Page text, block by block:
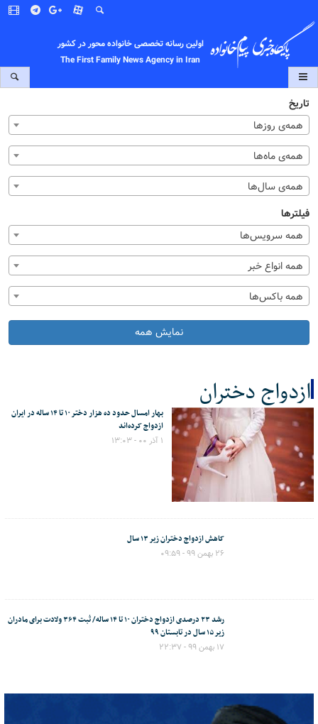
اولین رسانه تخصصی خانواده محور در کشور
The First Family News Agency in Iran
تاریخ
همه‌ی روزها
همه‌ی ماه‌ها
همه‌ی سال‌ها
فیلترها
همه سرویس‌ها
همه انواع خبر
همه باکس‌ها
نمایش همه
ازدواج دختران
کل اخبار:3
بهار امسال حدود ده هزار دختر ۱۰ تا ۱۴ ساله در ایران
ازدواج کرده‌اند
۱ آذر ۰۰ - ۱۳:۰۳
کاهش ازدواج دختران زیر ۱۳ سال
۲۶ بهمن ۹۹ - ۰۹:۵۹
رشد ۲۳ درصدی ازدواج دختران ۱۰ تا ۱۴ ساله/ ثبت ۳۶۴ ولادت برای مادران
زیر ۱۵ سال در تابستان ۹۹
۱۷ بهمن ۹۹ - ۲۲:۳۷